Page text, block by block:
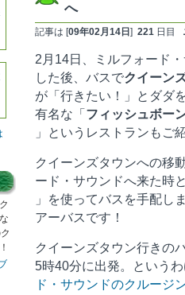
へ
記事は [09年02月14日] 221 日目
2月14日、ミルフォード
した後、バスでクイーン
が「行きたい！」とダダ
有名な「 フィッシュボー
」というレストランもご
クイーンズタウンへの移
ード・サウンドへ来た時
」を使ってバスを手配し
アーバスです！
クイーンズタウン行きの
5時40分に出発。という
ド・サウンドのクルージ